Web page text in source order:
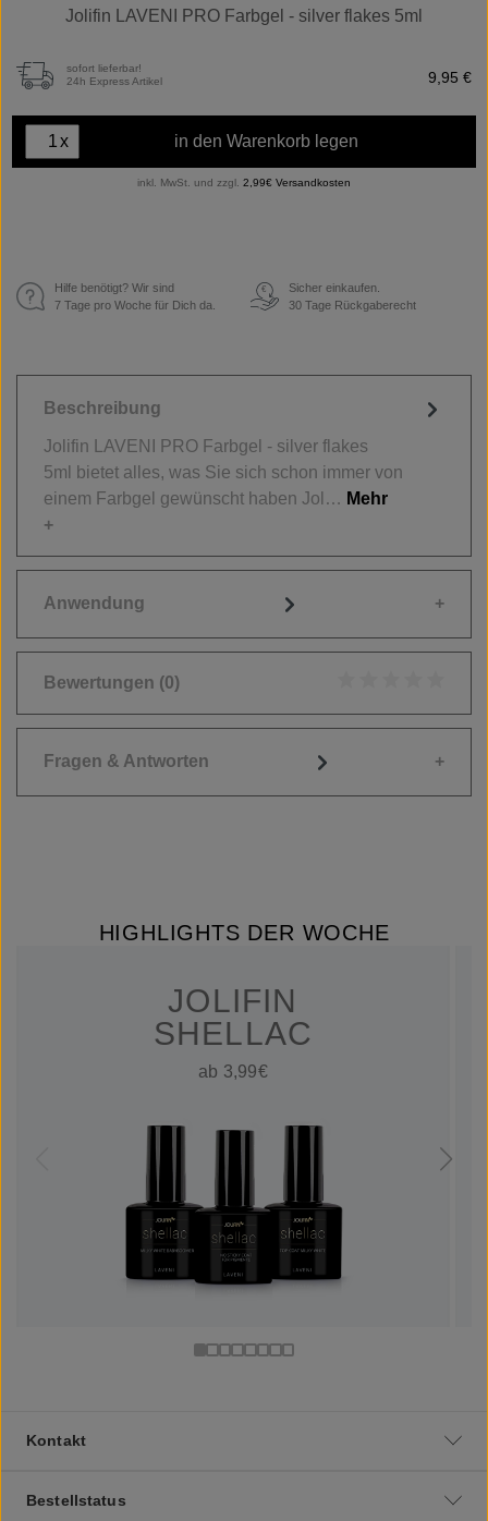
Jolifin LAVENI PRO Farbgel - silver flakes 5ml
sofort lieferbar!
24h Express Artikel
9,95 €
x in den Warenkorb legen
inkl. MwSt. und zzgl. 2,99€ Versandkosten
Hilfe benötigt? Wir sind
7 Tage pro Woche für Dich da.
€
Sicher einkaufen.
30 Tage Rückgaberecht
Beschreibung
Jolifin LAVENI PRO Farbgel - silver flakes
5ml bietet alles, was Sie sich schon immer von
einem Farbgel gewünscht haben Jol… Mehr
Anwendung
Bewertungen (0)
Fragen & Antworten
HIGHLIGHTS DER WOCHE
JOLIFIN
SHELLAC
ab 3,99€
Kontakt
Bestellstatus